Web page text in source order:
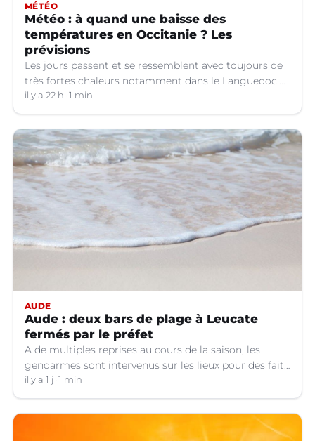
MÉTÉO
Météo : à quand une baisse des
températures en Occitanie ? Les
prévisions
Les jours passent et se ressemblent avec toujours de
très fortes chaleurs notamment dans le Languedoc.
Jusqu’à quand ?
il y a 22 h 1 min
AUDE
Aude : deux bars de plage à Leucate
fermés par le préfet
A de multiples reprises au cours de la saison, les
gendarmes sont intervenus sur les lieux pour des faits
de violences, de consommation d'alcool, de rixes, de
tapage, de stationnement...
il y a 1 j 1 min